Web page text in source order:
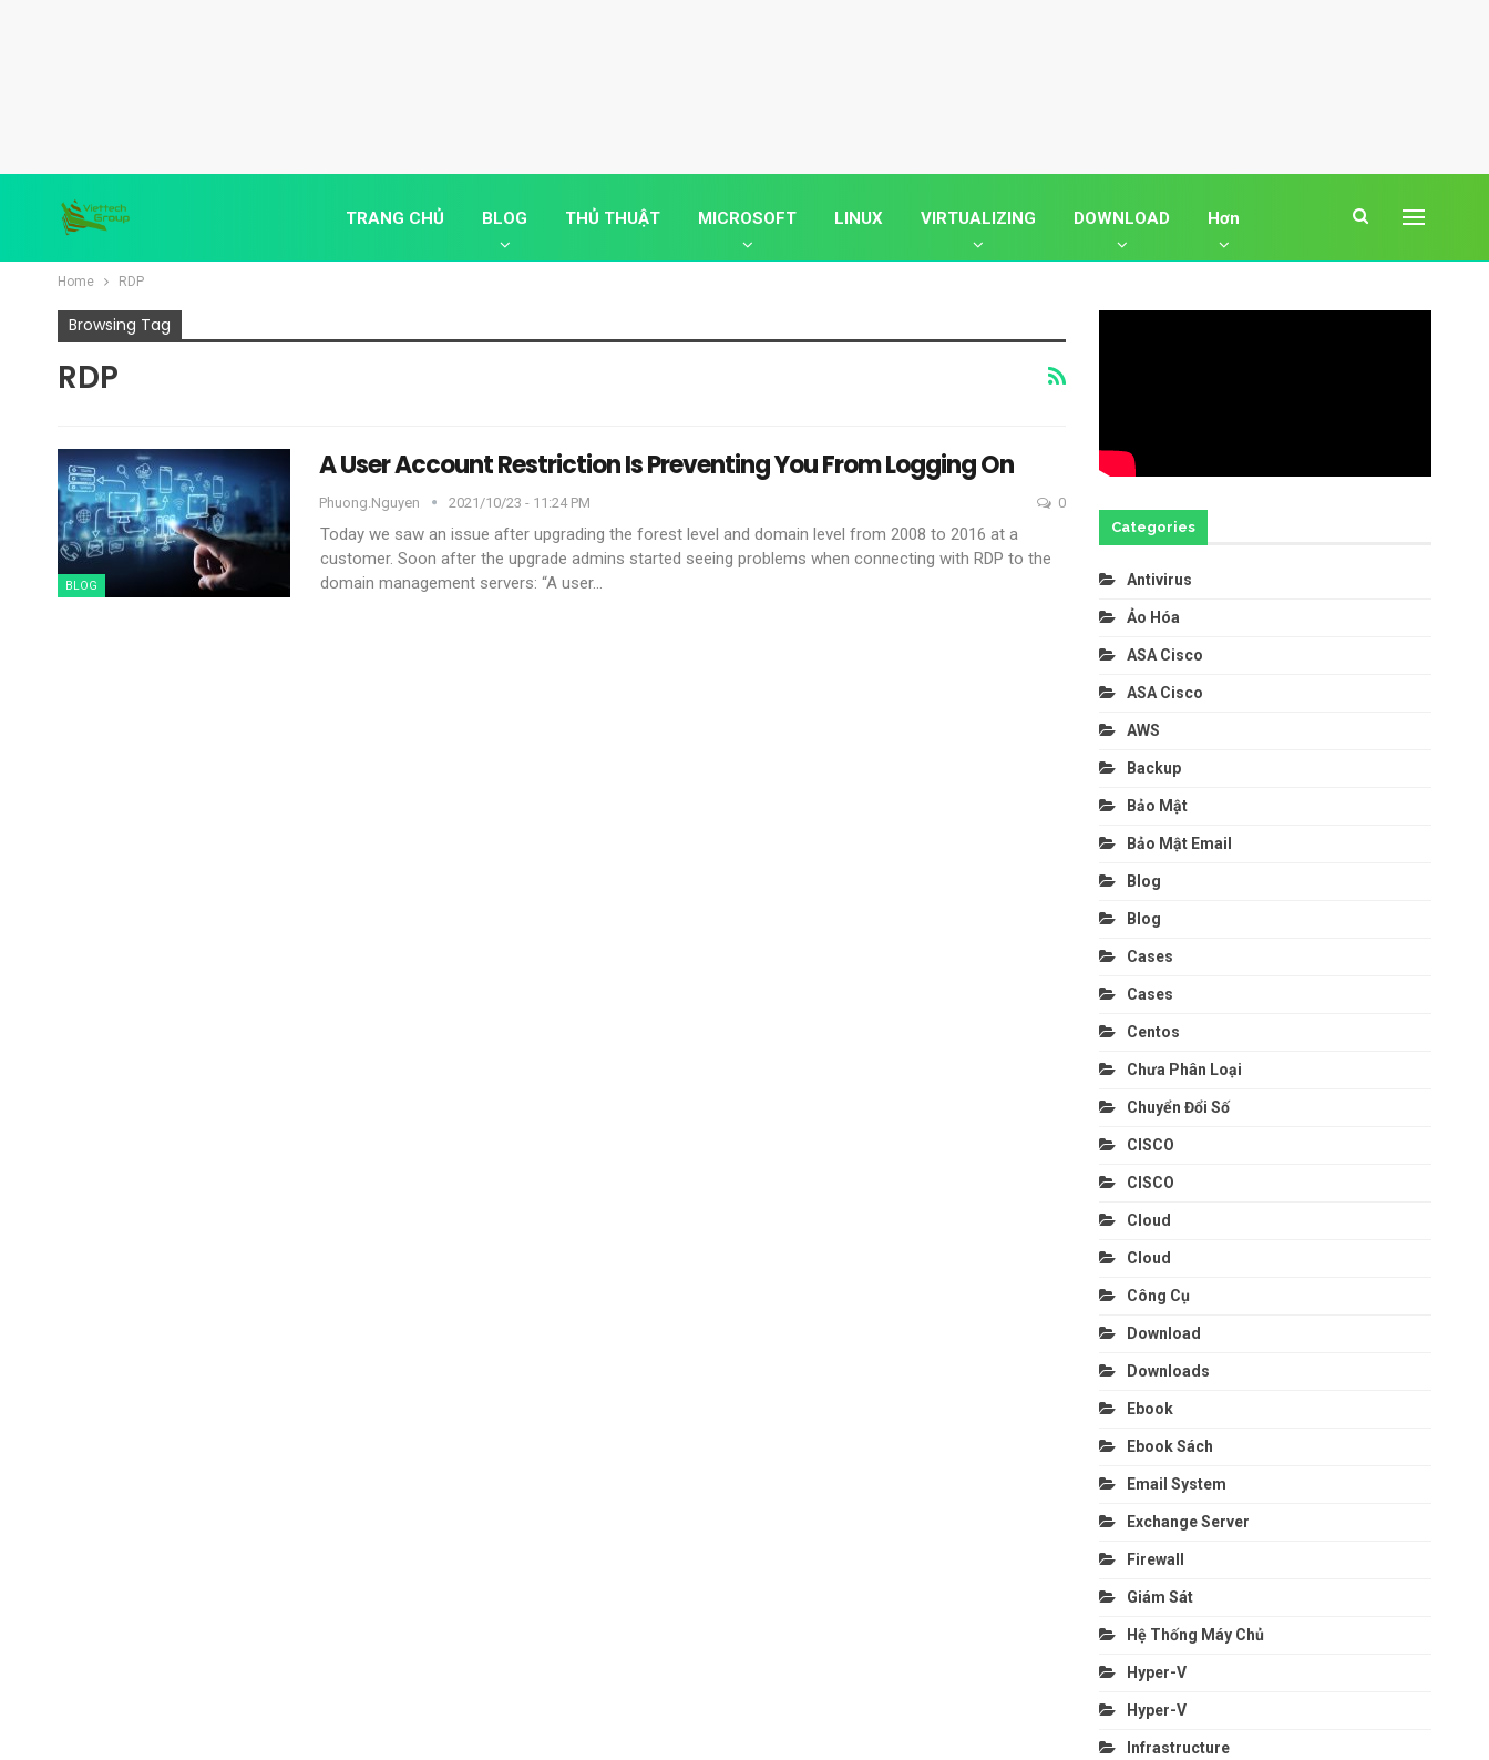
TRANG CHỦ BLOG THỦ THUẬT MICROSOFT LINUX VIRTUALIZING DOWNLOAD Hơn
Home RDP
Browsing Tag
RDP
BLOG
A User Account Restriction Is Preventing You From Logging On
Phuong.nguyen 2021/10/23 - 11:24 PM 0
Today we saw an issue after upgrading the forest level and domain level from 2008 to 2016 at a
customer. Soon after the upgrade admins started seeing problems when connecting with RDP to the
domain management servers: “A user…
Categories
Antivirus
Ảo Hóa
ASA Cisco
ASA Cisco
AWS
Backup
Bảo Mật
Bảo Mật Email
Blog
Blog
Cases
Cases
Centos
Chưa Phân Loại
Chuyển Đổi Số
CISCO
CISCO
Cloud
Cloud
Công Cụ
Download
Downloads
Ebook
Ebook Sách
Email System
Exchange Server
Firewall
Giám Sát
Hệ Thống Máy Chủ
Hyper-V
Hyper-V
Infrastructure